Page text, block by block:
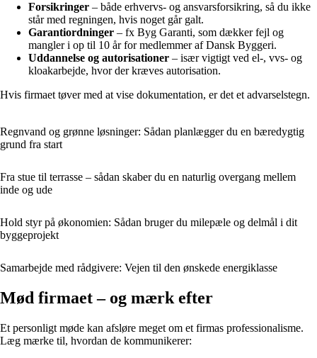
Forsikringer – både erhvervs- og ansvarsforsikring, så du ikke
står med regningen, hvis noget går galt.
Garantiordninger – fx Byg Garanti, som dækker fejl og
mangler i op til 10 år for medlemmer af Dansk Byggeri.
Uddannelse og autorisationer – især vigtigt ved el-, vvs- og
kloakarbejde, hvor der kræves autorisation.
Hvis firmaet tøver med at vise dokumentation, er det et advarselstegn.
Regnvand og grønne løsninger: Sådan planlægger du en bæredygtig
grund fra start
Fra stue til terrasse – sådan skaber du en naturlig overgang mellem
inde og ude
Hold styr på økonomien: Sådan bruger du milepæle og delmål i dit
byggeprojekt
Samarbejde med rådgivere: Vejen til den ønskede energiklasse
Mød firmaet – og mærk efter
Et personligt møde kan afsløre meget om et firmas professionalisme.
Læg mærke til, hvordan de kommunikerer: